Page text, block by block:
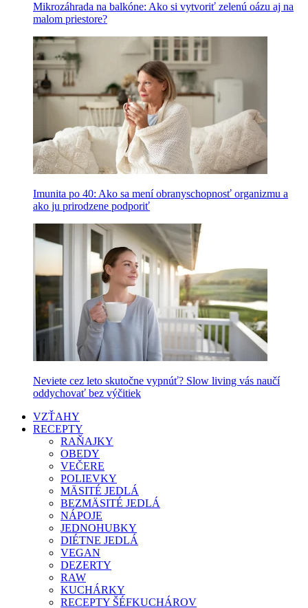
Mikrozáhrada na balkóne: Ako si vytvoriť zelenú oázu aj na
malom priestore?
Imunita po 40: Ako sa mení obranyschopnosť organizmu a
ako ju prirodzene podporiť
Neviete cez leto skutočne vypnúť? Slow living vás naučí
oddychovať bez výčitiek
VZŤAHY
RECEPTY
RAŇAJKY
OBEDY
VEČERE
POLIEVKY
MÄSITÉ JEDLÁ
BEZMÄSITÉ JEDLÁ
NÁPOJE
JEDNOHUBKY
DIÉTNE JEDLÁ
VEGAN
DEZERTY
RAW
KUCHÁRKY
RECEPTY ŠÉFKUCHÁROV